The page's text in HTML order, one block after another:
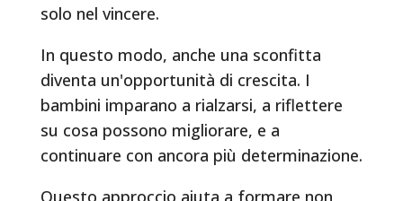
solo nel vincere.
In questo modo, anche una sconfitta
diventa un'opportunità di crescita. I
bambini imparano a rialzarsi, a riflettere
su cosa possono migliorare, e a
continuare con ancora più determinazione.
Questo approccio aiuta a formare non